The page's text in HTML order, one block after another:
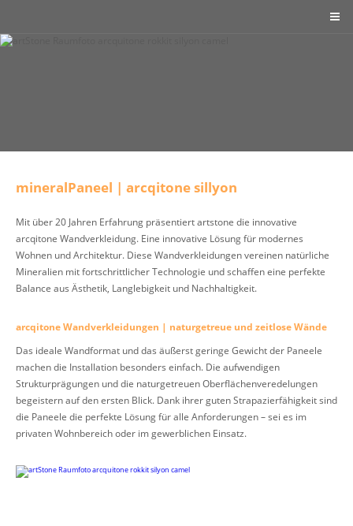
mineralPaneel | arcqitone sillyon
Mit über 20 Jahren Erfahrung präsentiert artstone die innovative
arcqitone Wandverkleidung. Eine innovative Lösung für modernes
Wohnen und Architektur. Diese Wandverkleidungen vereinen natürliche
Mineralien mit fortschrittlicher Technologie und schaffen eine perfekte
Balance aus Ästhetik, Langlebigkeit und Nachhaltigkeit.
arcqitone Wandverkleidungen | naturgetreue und zeitlose Wände
Das ideale Wandformat und das äußerst geringe Gewicht der Paneele
machen die Installation besonders einfach. Die aufwendigen
Strukturprägungen und die naturgetreuen Oberflächenveredelungen
begeistern auf den ersten Blick. Dank ihrer guten Strapazierfähigkeit sind
die Paneele die perfekte Lösung für alle Anforderungen – sei es im
privaten Wohnbereich oder im gewerblichen Einsatz.